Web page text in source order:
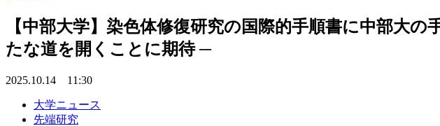
【中部大学】染色体修復研究の国際的手順書に中部大
たな道を開くことに期待 ─
2025.10.14 11:30
大学ニュース
先端研究